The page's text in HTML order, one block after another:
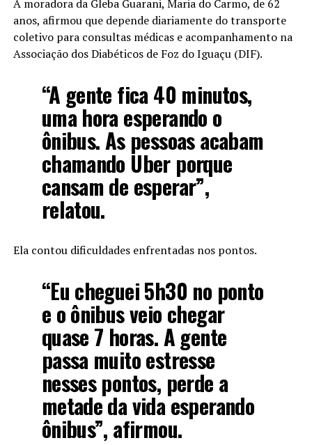
A moradora da Gleba Guarani, Maria do Carmo, de 62
anos, afirmou que depende diariamente do transporte
coletivo para consultas médicas e acompanhamento na
Associação dos Diabéticos de Foz do Iguaçu (DIF).
“A gente fica 40 minutos,
uma hora esperando o
ônibus. As pessoas acabam
chamando Uber porque
cansam de esperar”,
relatou.
Ela contou dificuldades enfrentadas nos pontos.
“Eu cheguei 5h30 no ponto
e o ônibus veio chegar
quase 7 horas. A gente
passa muito estresse
nesses pontos, perde a
metade da vida esperando
ônibus”, afirmou.